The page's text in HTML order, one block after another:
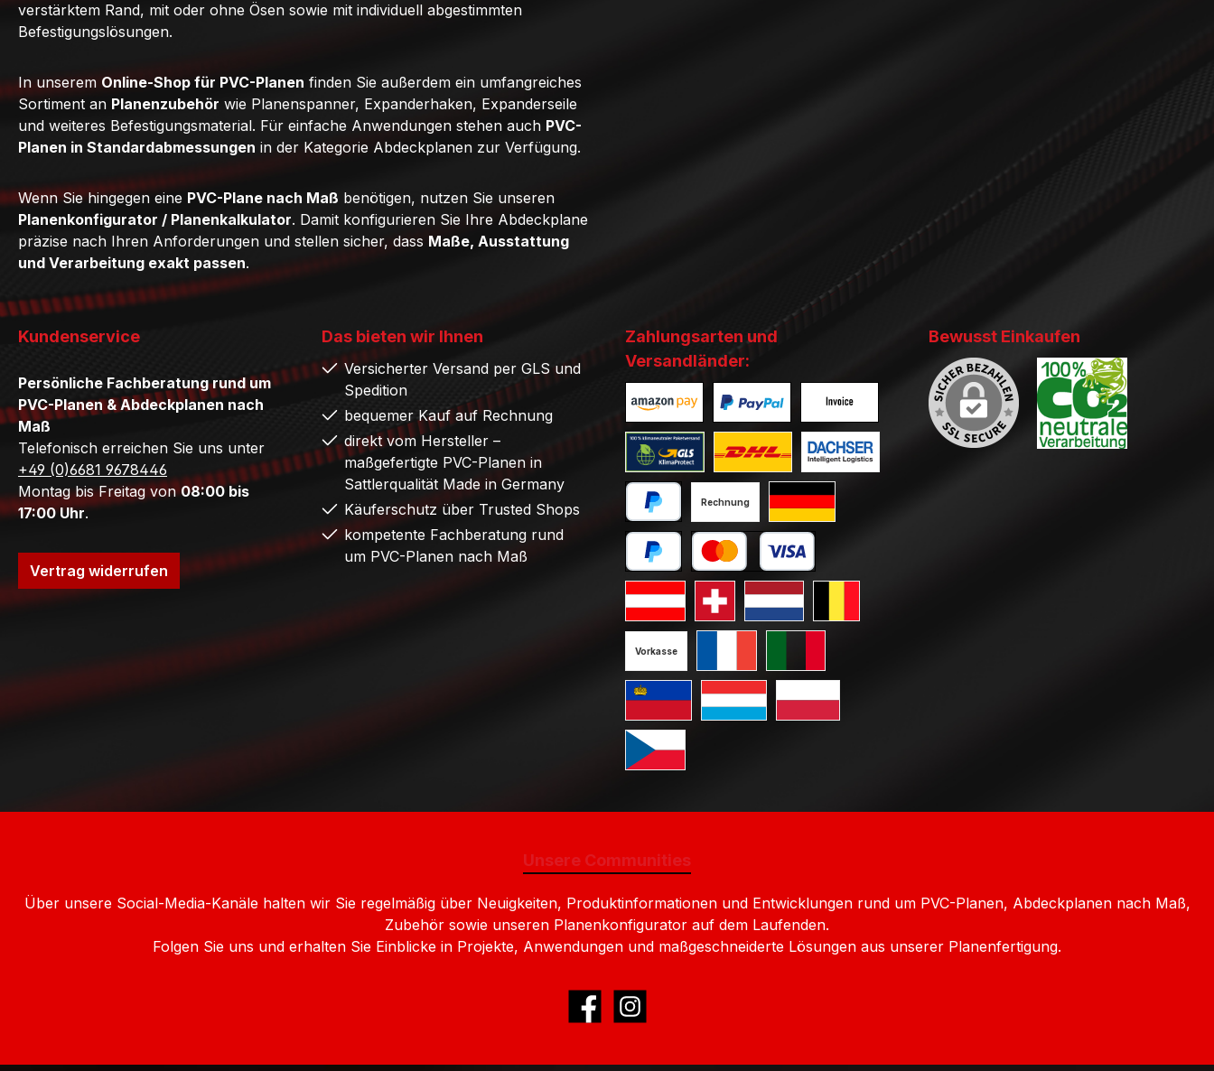
verstärktem Rand, mit oder ohne Ösen sowie mit individuell abgestimmten
Befestigungslösungen.
In unserem Online-Shop für PVC-Planen finden Sie außerdem ein umfangreiches
Sortiment an Planenzubehör wie Planenspanner, Expanderhaken, Expanderseile
und weiteres Befestigungsmaterial. Für einfache Anwendungen stehen auch PVC-
Planen in Standardabmessungen in der Kategorie Abdeckplanen zur Verfügung.
Wenn Sie hingegen eine PVC-Plane nach Maß benötigen, nutzen Sie unseren
Planenkonfigurator / Planenkalkulator. Damit konfigurieren Sie Ihre Abdeckplane
präzise nach Ihren Anforderungen und stellen sicher, dass Maße, Ausstattung
und Verarbeitung exakt passen.
Kundenservice
Persönliche Fachberatung rund um
PVC-Planen & Abdeckplanen nach
Maß
Telefonisch erreichen Sie uns unter
+49 (0)6681 9678446
Montag bis Freitag von08:00 bis
17:00 Uhr.
Vertrag widerrufen
Das bieten wir Ihnen
Versicherter Versand per GLS und
Spedition
bequemer Kauf auf Rechnung
direkt vom Hersteller –
maßgefertigte PVC-Planen in
Sattlerqualität Made in Germany
Käuferschutz über Trusted Shops
kompetente Fachberatung rund
um PVC-Planen nach Maß
Zahlungsarten und
Versandländer:
PayPal
Rechnung
Später bezahlenKredit- oder Debitkarte
Vorkasse
Benutzerdefiniertes Bild 1Benutzerdefiniertes Bild 2Benutzerdefiniertes Bild 3
Standard GLS Versand
Standard GLS Versand Österreich
Standard GLS Versand Schweiz
Standard GLS Versand Niederlande
Standard GLS Versand Belgien
Standard GLS Versand Frankreich
Standard GLS Versand Italien
Standard GLS Versand Liechtenstein
Benutzerdefiniertes Bild 1Benutzerdefiniertes Bild 2Benutzerdefiniertes Bild 3
Bewusst Einkaufen
Unsere Communities
Über unsere Social-Media-Kanäle halten wir Sie regelmäßig über Neuigkeiten, Produktinformationen und Entwicklungen rund um PVC-Planen, Abdeckplanen nach Maß,
Zubehör sowie unseren Planenkonfigurator auf dem Laufenden.
Folgen Sie uns und erhalten Sie Einblicke in Projekte, Anwendungen und maßgeschneiderte Lösungen aus unserer Planenfertigung.
FacebookInstagram